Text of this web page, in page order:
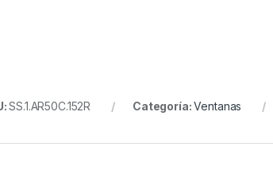
SS.1.AR50C.152R Categoría:Ventanas